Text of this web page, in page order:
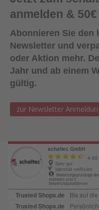
Dichtmittel gelangt (um
Verpackung an einem
Temperaturen zwischen
°C. Lieferform:600ml
Beutel/
Bestellung von
anmelden &
Abonnieren Sie den
Newsletter und
oder Aktion mehr.
Jahr und ab einem
gültig.
zur Newsletter